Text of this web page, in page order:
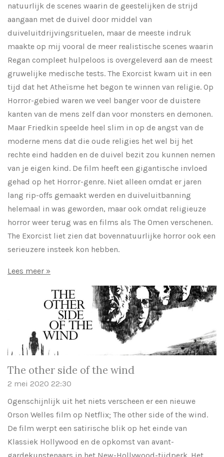
natuurlijk de scenes waarin de geestelijken de strijd
aangaan met de duivel door middel van
duiveluitdrijvingsrituelen, maar de meeste indruk
maakte op mij vooral de meer realistische scenes waarin
Regan compleet hulpeloos is overgeleverd aan de meest
gruwelijke medische tests. The Exorcist kwam uit in een
tijd dat het Atheïsme het begon te winnen van religie. Op
Horror-gebied waren we veel banger voor de duistere
kanten van de mens zelf dan voor monsters en demonen.
Maar Friedkin speelde heel slim in op de angst van de
moderne mens dat die oude religies het wel bij het
rechte eind hadden en de duivel bezit zou kunnen nemen
van je eigen kind. De film heeft een gigantische invloed
gehad op het Horror-genre. Niet alleen omdat er jaren
lang rip-offs gemaakt werden en duiveluitbanning
helemaal in was geworden, maar ook omdat religieuze
horror weer terug was en films als The Omen verschenen.
The Exorcist liet zien dat bovennatuurlijke horror ook een
serieuzere insteek kon hebben.
Lees meer »
The other side of the wind
2 mei 2020 22:30
Ogenschijnlijk uit het niets verscheen er een nieuwe
Orson Welles film op Netflix; The other side of the wind.
De film werpt een satirische blik op het einde van
Klassiek Hollywood en de opkomst van avant-